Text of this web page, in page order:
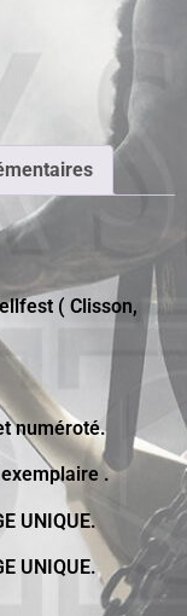
( Clisson,
numéroté.
.
UNIQUE.
UNIQUE.